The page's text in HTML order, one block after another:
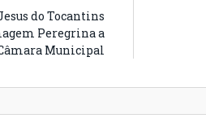
do Tocantins
Peregrina a
Municipal